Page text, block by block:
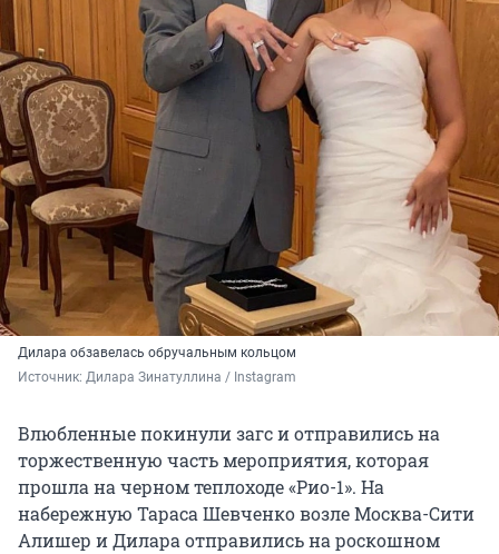
Дилара обзавелась обручальным кольцом
Источник: Дилара Зинатуллина / Instagram
Влюбленные покинули загс и отправились на
торжественную часть мероприятия, которая
прошла на черном теплоходе «Рио-1». На
набережную Тараса Шевченко возле Москва-Сити
Алишер и Дилара отправились на роскошном